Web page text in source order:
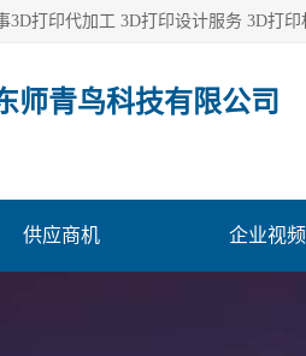
师青鸟科技有限公司
供应商机 企业视频